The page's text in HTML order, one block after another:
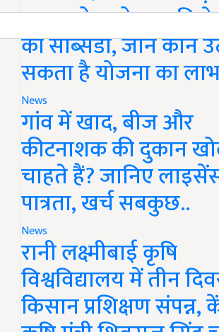
राहत, होम लोन पर
की सब्सिडी, जानें कौन
सकता है योजना का
News
गांव में खाद, बीज और
कीटनाशक की दुकान
चाहते हैं? जानिए
पात्रता, खर्च सबकुछ..
News
रानी लक्ष्मीबाई कृषि
विश्वविद्यालय में तीन
किसान प्रशिक्षण संपन्न,